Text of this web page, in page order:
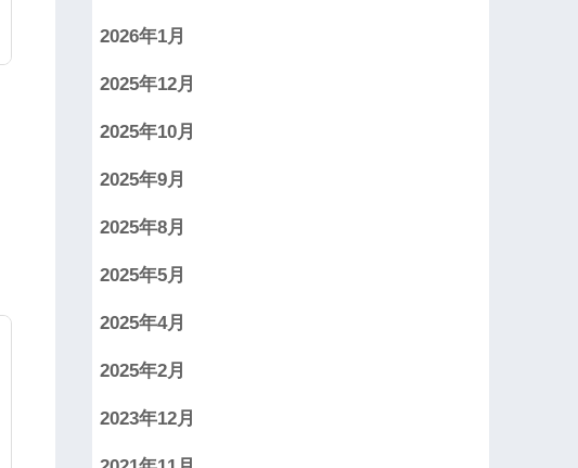
2026年1月
2025年12月
2025年10月
2025年9月
2025年8月
2025年5月
2025年4月
2025年2月
2023年12月